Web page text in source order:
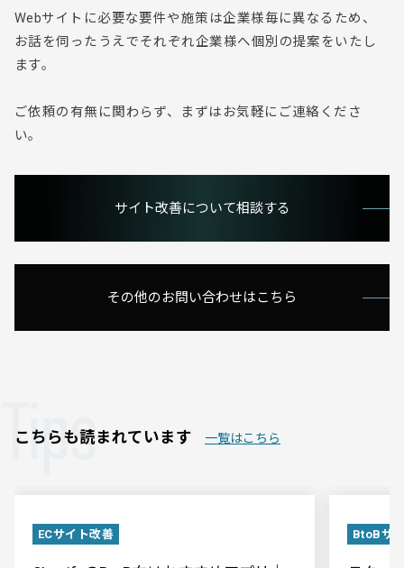
Webサイトに必要な要件や施策は企業様毎に異なるため、
お話を伺ったうえでそれぞれ企業様へ個別の提案をいたし
ます。
ご依頼の有無に関わらず、まずはお気軽にご連絡くださ
い。
サイト改善について相談する
その他のお問い合わせはこちら
Tips
こちらも読まれています 一覧はこちら
ECサイト改善 BtoBサ